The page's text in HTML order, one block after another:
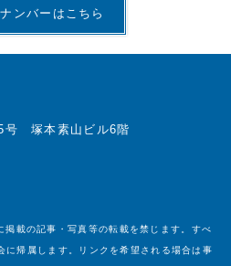
ンバーはこちら
号 塚本素山ビル6階
載の記事・写真等の転載を禁じます。すべ
に帰属します。リンクを希望される場合は事